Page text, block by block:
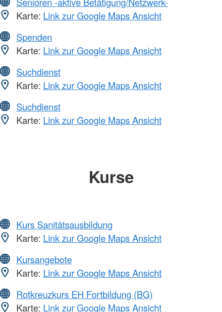
Karte: Link zur Google Maps Ansicht
Spenden
Karte: Link zur Google Maps Ansicht
Suchdienst
Karte: Link zur Google Maps Ansicht
Suchdienst
Karte: Link zur Google Maps Ansicht
Kurse
Kurs Sanitätsausbildung
Karte: Link zur Google Maps Ansicht
Kursangebote
Karte: Link zur Google Maps Ansicht
Rotkreuzkurs EH Fortbildung (BG)
Karte: Link zur Google Maps Ansicht